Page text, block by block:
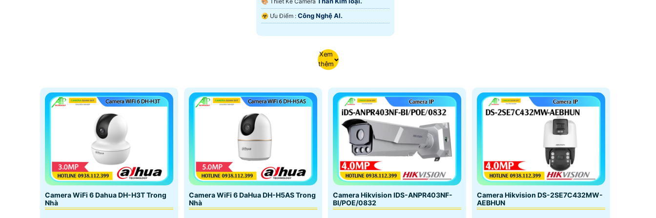
️☣️ Ưu Điểm : Công Nghệ AI.
Xem
thêm
Camera WiFi 6 Dahua DH-H3T Trong
Nhà
Camera WiFi 6 DaHua DH-H5AS Trong
Nhà
Camera Hikvision IDS-ANPR403NF-
BI/POE/0832
Camera Hikvision DS-2SE7C432MW-
AEBHUN